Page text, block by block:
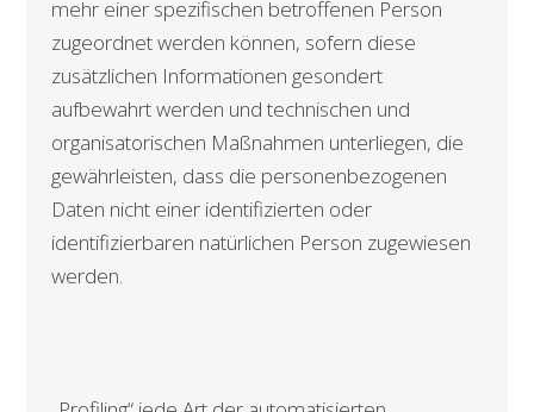
mehr einer spezifischen betroffenen Person
zugeordnet werden können, sofern diese
zusätzlichen Informationen gesondert
aufbewahrt werden und technischen und
organisatorischen Maßnahmen unterliegen, die
gewährleisten, dass die personenbezogenen
Daten nicht einer identifizierten oder
identifizierbaren natürlichen Person zugewiesen
werden.